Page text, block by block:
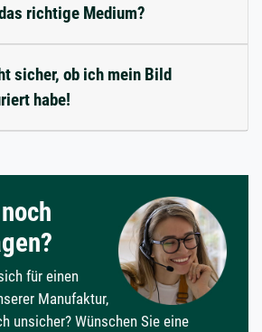
richtige Medium?
sicher, ob ich mein Bild
habe!
für einen
Manufaktur,
unsicher? Wünschen Sie eine